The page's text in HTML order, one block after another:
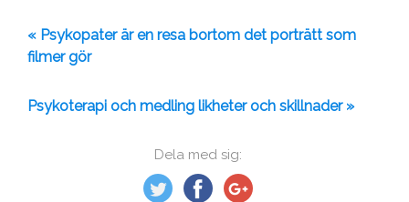
Dela med sig:
« Psykopater är en resa bortom det porträtt som
filmer gör
Psykoterapi och medling likheter och skillnader »